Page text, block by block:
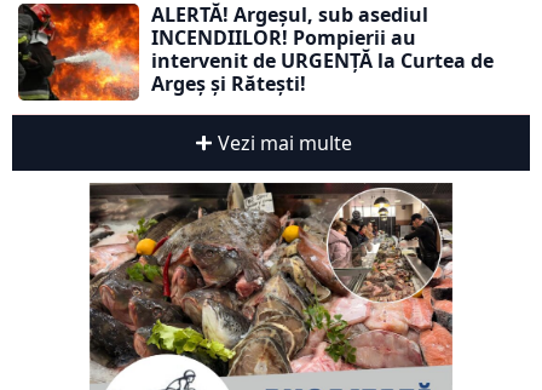
ALERTĂ! Argeșul, sub asediul
INCENDIILOR! Pompierii au
intervenit de URGENȚĂ la Curtea de
Argeș și Rătești!
Vezi mai multe